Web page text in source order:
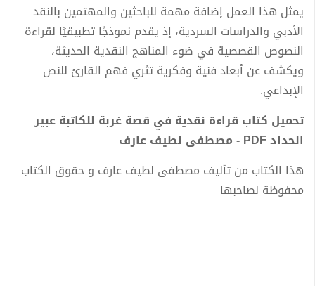
يمثل هذا العمل إضافة مهمة للباحثين والمهتمين بالنقد
الأدبي والدراسات السردية، إذ يقدم نموذجًا تطبيقيًا لقراءة
النصوص القصصية في ضوء المناهج النقدية الحديثة،
ويكشف عن أبعاد فنية وفكرية تثري فهم القارئ للنص
الإبداعي.
تحميل كتاب قراءة نقدية في قصة غربة للكاتبة عبير
الحداد PDF - مصطفى لطيف عارف
هذا الكتاب من تأليف مصطفى لطيف عارف و حقوق الكتاب
محفوظة لصاحبها